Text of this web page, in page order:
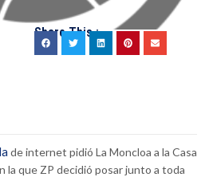
Share This :
de internet pidió La Moncloa a la Casa
la que ZP decidió posar junto a toda